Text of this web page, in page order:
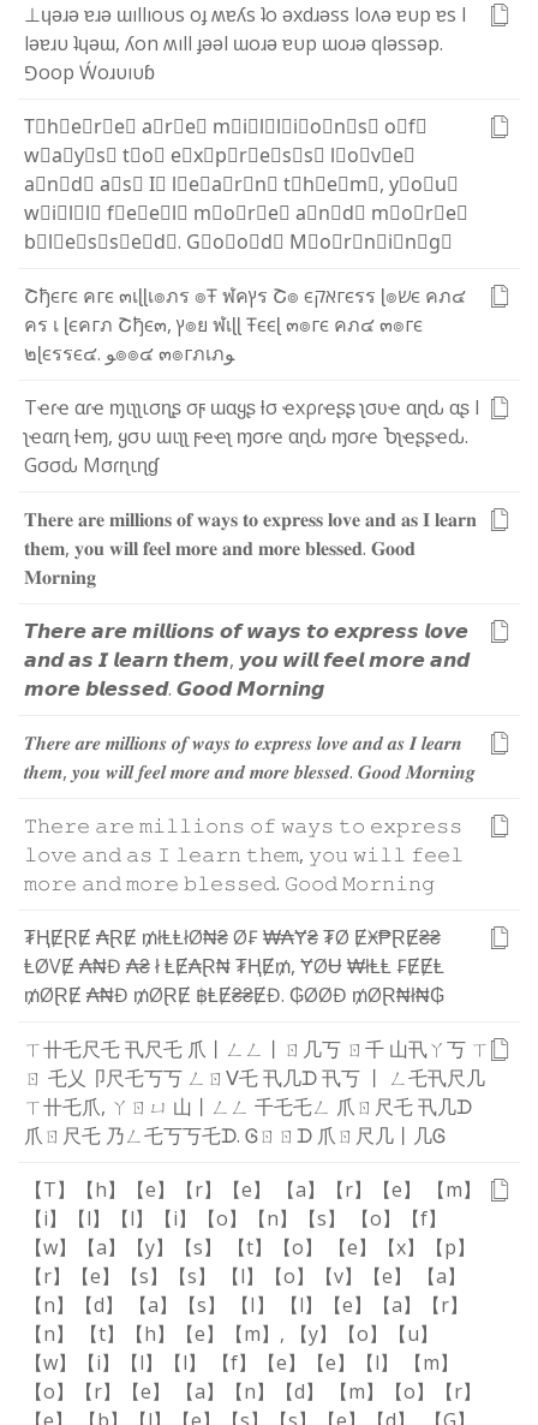
⊥ɥǝɹǝɐɹǝ ɯıllıoυs oɟʍɐʎs ʇo ǝxdɹǝss loʌǝɐυp ɐs I
lǝɐɹυ ʇɥǝɯ, ʎon ʍıll ɟǝǝl ɯoɹǝɐυp ɯoɹǝqlǝssǝp.
⅁oop Ẃoɹυıυɓ
T⃣h⃣e⃣r⃣e⃣ a⃣r⃣e⃣ m⃣i⃣l⃣l⃣i⃣o⃣n⃣s⃣ o⃣f⃣
w⃣a⃣y⃣s⃣ t⃣o⃣ e⃣x⃣p⃣r⃣e⃣s⃣s⃣ l⃣o⃣v⃣e⃣
a⃣n⃣d⃣ a⃣s⃣ I⃣ l⃣e⃣a⃣r⃣n⃣ t⃣h⃣e⃣m⃣, y⃣o⃣u⃣
w⃣i⃣l⃣l⃣ f⃣e⃣e⃣l⃣ m⃣o⃣r⃣e⃣ a⃣n⃣d⃣ m⃣o⃣r⃣e⃣
b⃣l⃣e⃣s⃣s⃣e⃣d⃣. G⃣o⃣o⃣d⃣ M⃣o⃣r⃣n⃣i⃣n⃣g⃣
Շђєгє คгє ๓เɭɭเ๏ภร ๏Ŧฬคץร Շ๏ є אק гєรร ɭ๏שє คภ๔
คร เ ɭєคгภ Շђє๓, ץ๏ย ฬเɭɭ Ŧєєɭ ๓๏гє คภ๔๓๏гє
๒ɭєรรє๔. ﻮ๏๏๔๓๏гภเภﻮ
Tҽɾҽ αɾҽ ɱιʅʅισɳʂσϝ ɯαყʂƚσҽxρɾҽʂʂʅσʋҽ αɳԃ αʂ I
ʅҽαɾɳ ƚҽɱ, ყσυ ɯιʅʅ ϝҽҽʅ ɱσɾҽ αɳԃ ɱσɾҽ Ⴆʅҽʂʂҽԃ.
Gσσԃ Mσɾɳιɳɠ
𝐓𝐡𝐞𝐫𝐞𝐚𝐫𝐞𝐦𝐢𝐥𝐥𝐢𝐨𝐧𝐬𝐨𝐟𝐰𝐚𝐲𝐬𝐭𝐨𝐞𝐱𝐩𝐫𝐞𝐬𝐬𝐥𝐨𝐯𝐞𝐚𝐧𝐝𝐚𝐬𝐈𝐥𝐞𝐚𝐫𝐧
𝐭𝐡𝐞𝐦, 𝐲𝐨𝐮𝐰𝐢𝐥𝐥𝐟𝐞𝐞𝐥𝐦𝐨𝐫𝐞𝐚𝐧𝐝𝐦𝐨𝐫𝐞𝐛𝐥𝐞𝐬𝐬𝐞𝐝. 𝐆𝐨𝐨𝐝
𝐌𝐨𝐫𝐧𝐢𝐧𝐠
𝙏𝙝𝙚𝙧𝙚𝙖𝙧𝙚𝙢𝙞𝙡𝙡𝙞𝙤𝙣𝙨 𝙤𝙛 𝙬𝙖𝙮𝙨 𝙩𝙤𝙚𝙭𝙥𝙧𝙚𝙨𝙨 𝙡𝙤𝙫𝙚
𝙖𝙣𝙙𝙖𝙨 𝙄 𝙡𝙚𝙖𝙧𝙣𝙩𝙝𝙚𝙢, 𝙮𝙤𝙪 𝙬𝙞𝙡𝙡 𝙛𝙚𝙚𝙡𝙢𝙤𝙧𝙚𝙖𝙣𝙙
𝙢𝙤𝙧𝙚𝙗𝙡𝙚𝙨𝙨𝙚𝙙. 𝙂𝙤𝙤𝙙𝙈𝙤𝙧𝙣𝙞𝙣𝙜
𝑻𝒉𝒆𝒓𝒆𝒂𝒓𝒆𝒎𝒊𝒍𝒍𝒊𝒐𝒏𝒔𝒐𝒇𝒘𝒂𝒚𝒔𝒕𝒐 𝒆𝒙𝒑𝒓𝒆𝒔𝒔𝒍𝒐𝒗𝒆𝒂𝒏𝒅𝒂𝒔𝑰𝒍𝒆𝒂𝒓𝒏
𝒕𝒉𝒆𝒎, 𝒚𝒐𝒖 𝒘𝒊𝒍𝒍𝒇𝒆𝒆𝒍𝒎𝒐𝒓𝒆𝒂𝒏𝒅𝒎𝒐𝒓𝒆𝒃𝒍𝒆𝒔𝒔𝒆𝒅. 𝑮𝒐𝒐𝒅𝑴𝒐𝒓𝒏𝒊𝒏𝒈
𝚃𝚑𝚎𝚛𝚎 𝚊𝚛𝚎 𝚖𝚒𝚕𝚕𝚒𝚘𝚗𝚜 𝚘𝚏 𝚠𝚊𝚢𝚜 𝚝𝚘 𝚎𝚡𝚙𝚛𝚎𝚜𝚜
𝚕𝚘𝚟𝚎 𝚊𝚗𝚍 𝚊𝚜 𝙸 𝚕𝚎𝚊𝚛𝚗 𝚝𝚑𝚎𝚖, 𝚢𝚘𝚞 𝚠𝚒𝚕𝚕 𝚏𝚎𝚎𝚕
𝚖𝚘𝚛𝚎 𝚊𝚗𝚍𝚖𝚘𝚛𝚎 𝚋𝚕𝚎𝚜𝚜𝚎𝚍. 𝙶𝚘𝚘𝚍𝙼𝚘𝚛𝚗𝚒𝚗𝚐
₮ⱧɆⱤɆ ₳ⱤɆ ₥łⱠⱠłØ₦₴Ø₣₩₳Ɏ₴₮Ø ɆӾ₱ⱤɆ₴₴
ⱠØVɆ ₳₦Đ ₳₴łⱠɆ₳Ɽ₦₮ⱧɆ₥, ɎØɄ₩łⱠⱠ₣ɆɆⱠ
₥ØⱤɆ ₳₦Đ ₥ØⱤɆ ฿ⱠɆ₴₴ɆĐ. ₲ØØĐ ₥ØⱤ₦ł₦₲
ㄒ卄乇尺乇卂尺乇 爪 丨 ㄥ ㄥ 丨 ㄖ 几丂 ㄖ 千 山卂ㄚ丂 ㄒ
ㄖ 乇乂 卩尺乇丂丂 ㄥ ㄖ ᐯ乇卂几ᗪ卂丂 丨 ㄥ乇卂尺 几
ㄒ卄乇爪, ㄚ ㄖ ㄩ 山 丨 ㄥ ㄥ 千乇乇ㄥ 爪ㄖ 尺乇卂几ᗪ
爪ㄖ 尺乇 乃ㄥ乇丂丂乇ᗪ. Ꮆㄖ ㄖ ᗪ 爪ㄖ 尺 几 丨 几Ꮆ
【T】 【h】 【e】 【r】 【e】 【a】 【r】 【e】
【m】
【i】
【l】 【l】 【i】 【o】 【n】 【s】 【o】
【f】
【w】
【a】 【y】 【s】 【t】 【o】 【e】 【x】
【p】
【r】
【e】 【s】 【s】 【l】 【o】 【v】 【e】
【a】
【n】
【d】 【a】 【s】 【I】 【l】 【e】 【a】
【r】
【n】
【t】 【h】 【e】 【m】 , 【y】 【o】
【u】
【w】
【i】 【l】 【l】 【f】 【e】 【e】 【l】
【m】
【o】
【r】 【e】 【a】 【n】 【d】 【m】 【o】
【r】